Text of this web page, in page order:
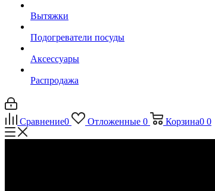
Вытяжки
Подогреватели посуды
Аксессуары
Распродажа
Сравнение0 Отложенные 0 Корзина0 0